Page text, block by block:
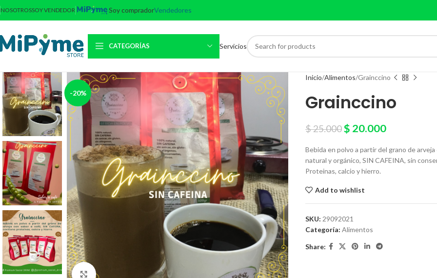
NOSOTROSSOY VENDEDOR Soy compradorVendedores
CATEGORÍAS Servicios
-20%
Click to enlarge
Inicio Alimentos Grainccino
Grainccino
$25.000$ 20.000
Bebida en polvo a partir del grano de
natural y orgánico, SIN CAFEINA, sin
Proteinas, calcio y hierro.
Add to wishlist
SKU: 29092021
Categoría: Alimentos
Share: